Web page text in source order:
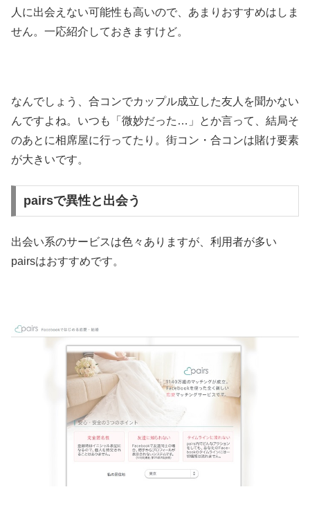
人に出会えない可能性も高いので、あまりおすすめはしま
せん。一応紹介しておきますけど。
なんでしょう、合コンでカップル成立した友人を聞かない
んですよね。いつも「微妙だった…」とか言って、結局そ
のあとに相席屋に行ってたり。街コン・合コンは賭け要素
が大きいです。
pairsで異性と出会う
出会い系のサービスは色々ありますが、利用者が多い
pairsはおすすめです。